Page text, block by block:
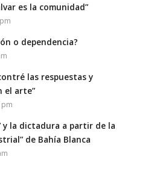
es la comunidad”
o dependencia?
las respuestas y
el arte”
y la dictadura a partir de la
de Bahía Blanca